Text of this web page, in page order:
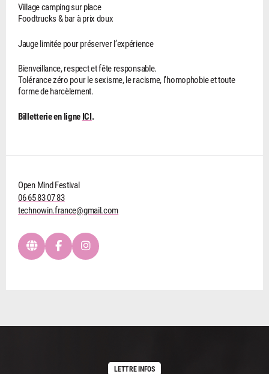
Village camping sur place
Foodtrucks & bar à prix doux
Jauge limitée pour préserver l’expérience
Bienveillance, respect et fête responsable.
Tolérance zéro pour le sexisme, le racisme, l’homophobie et toute
forme de harcèlement.
Billetterie en ligne ICI.
Open Mind Festival
06 65 83 07 83
technowin.france@gmail.com
LETTRE INFOS